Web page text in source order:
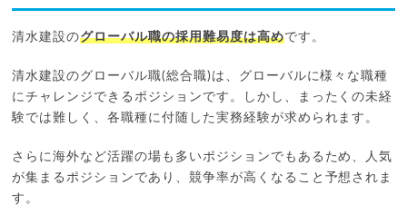
清水建設のグローバル職の採用難易度は高めです。
清水建設のグローバル職(総合職)は、グローバルに様々な職種
にチャレンジできるポジションです。しかし、まったくの未経
験では難しく、各職種に付随した実務経験が求められます。
さらに海外など活躍の場も多いポジションでもあるため、人気
が集まるポジションであり、競争率が高くなること予想されま
す。